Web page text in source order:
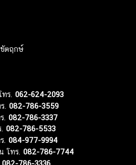
ตฤกษ์
ร. 062-624-2093
. 082-786-3559
. 082-786-3337
082-786-5533
. 084-977-9994
โทร. 082-786-7744
082-786-3336